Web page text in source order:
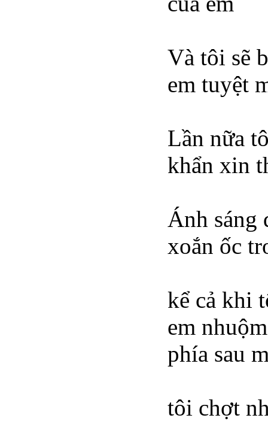
Và tôi sẽ
em tuyệt
Lần nữa
khẩn xin
Ánh sáng
xoắn ốc
kể cả khi
em nhuộm
phía sau
tôi chợt